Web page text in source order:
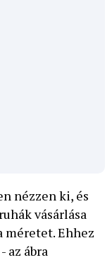
nézzen ki, és
vásárlása
Ehhez
az ábra